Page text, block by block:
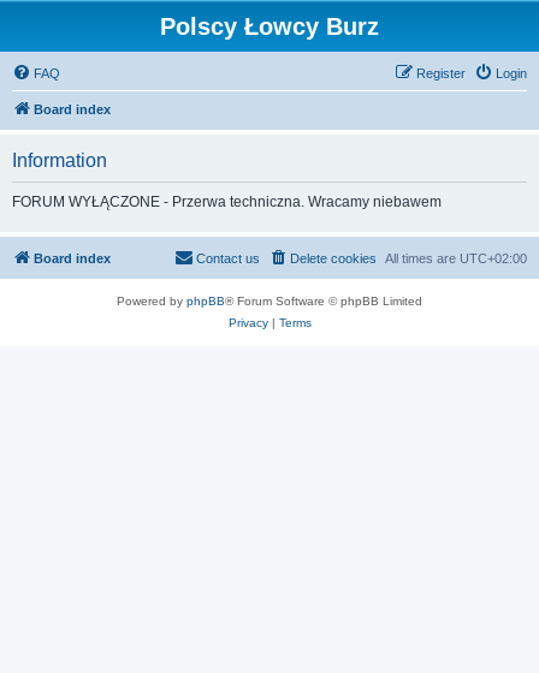
Polscy Łowcy Burz
FAQ Login
Register
Board index
Information
FORUM WYŁĄCZONE - Przerwa techniczna. Wracamy niebawem
Board index All times are UTC+02:00
Delete cookies
Contact us
Powered by phpBB® Forum Software © phpBB Limited
Privacy| Terms